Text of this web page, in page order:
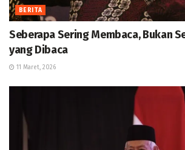
BERITA
Seberapa Sering Membaca, Bukan
yang Dibaca
11 Maret, 2026